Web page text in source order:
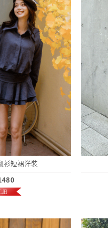
衫短裙洋裝